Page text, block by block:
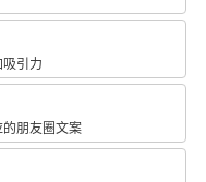
引力
朋友圈文案